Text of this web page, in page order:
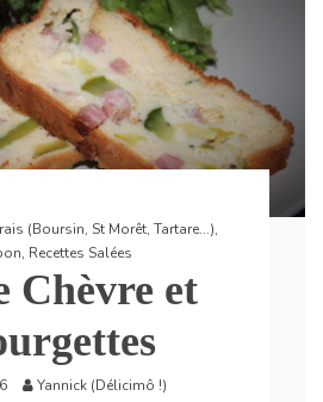
(Boursin, St Morêt, Tartare...),
, Recettes Salées
Chèvre et
Yannick (Délicimô !)